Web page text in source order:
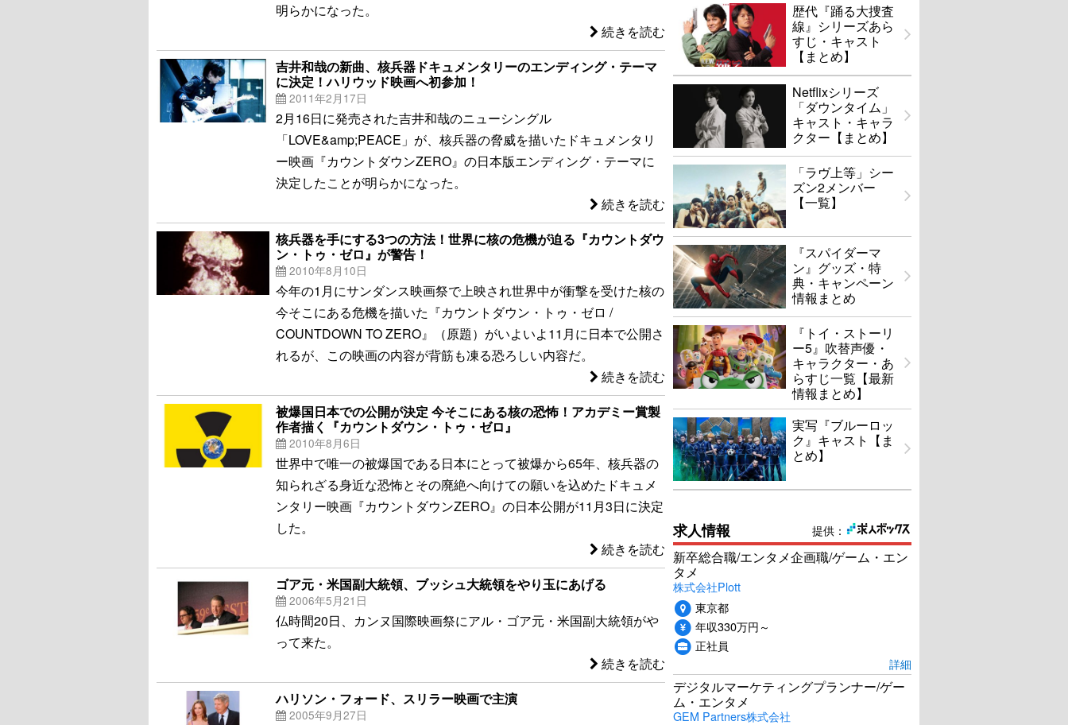
明らかになった。
続きを読む
吉井和哉の新曲、核兵器ドキュメンタリーのエンディング・テーマ
に決定！ハリウッド映画へ初参加！
2011年2月17日
2月16日に発売された吉井和哉のニューシングル
「LOVE&amp;PEACE」が、核兵器の脅威を描いたドキュメンタリ
ー映画『カウントダウンZERO』の日本版エンディング・テーマに
決定したことが明らかになった。
続きを読む
核兵器を手にする3つの方法！世界に核の危機が迫る『カウントダウ
ン・トゥ・ゼロ』が警告！
2010年8月10日
今年の1月にサンダンス映画祭で上映され世界中が衝撃を受けた核の
今そこにある危機を描いた『カウントダウン・トゥ・ゼロ /
COUNTDOWN TO ZERO』（原題）がいよいよ11月に日本で公開さ
れるが、この映画の内容が背筋も凍る恐ろしい内容だ。
続きを読む
被爆国日本での公開が決定 今そこにある核の恐怖！アカデミー賞製
作者描く『カウントダウン・トゥ・ゼロ』
2010年8月6日
世界中で唯一の被爆国である日本にとって被爆から65年、核兵器の
知られざる身近な恐怖とその廃絶へ向けての願いを込めたドキュメ
ンタリー映画『カウントダウンZERO』の日本公開が11月3日に決定
した。
続きを読む
ゴア元・米国副大統領、ブッシュ大統領をやり玉にあげる
2006年5月21日
仏時間20日、カンヌ国際映画祭にアル・ゴア元・米国副大統領がや
って来た。
続きを読む
ハリソン・フォード、スリラー映画で主演
2005年9月27日
歴代『踊る大捜査
線』シリーズあら
すじ・キャスト
【まとめ】
Netflixシリーズ
「ダウンタイム」
キャスト・キャラ
クター【まとめ】
「ラヴ上等」シー
ズン2メンバー
【一覧】
『スパイダーマ
ン』グッズ・特
典・キャンペーン
情報まとめ
『トイ・ストーリ
ー5』吹替声優・
キャラクター・あ
らすじ一覧【最新
情報まとめ】
実写『ブルーロッ
ク』キャスト【ま
とめ】
提供：
求人情報
新卒総合職/エンタメ企画職/ゲーム・エン
タメ
株式会社Plott
東京都
年収330万円～
正社員
詳細
デジタルマーケティングプランナー/ゲー
ム・エンタメ
GEM Partners株式会社